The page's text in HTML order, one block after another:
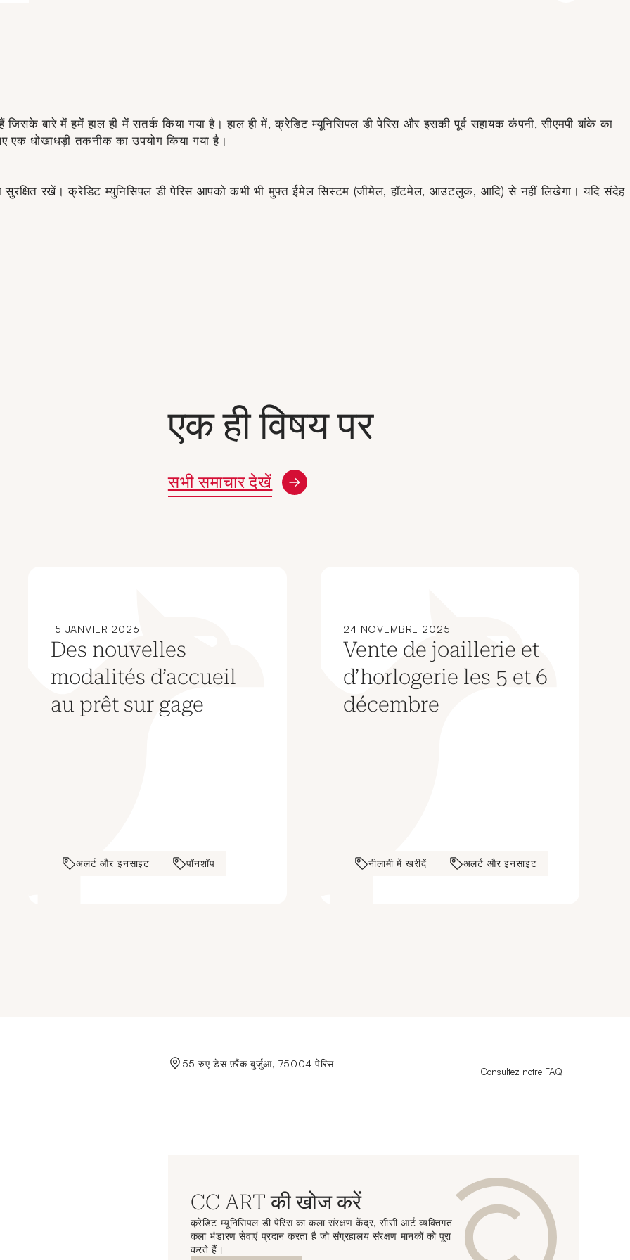
बारे में हमें हाल ही में सतर्क किया गया है। हाल ही में, क्रेडिट म्यूनिसिपल डी पेरिस और इसकी पूर्व सहायक कंपनी, सीएमपी बांके का
धोखाधड़ी तकनीक का उपयोग किया गया है।
रखें। क्रेडिट म्युनिसिपल डी पेरिस आपको कभी भी मुफ्त ईमेल सिस्टम (जीमेल, हॉटमेल, आउटलुक, आदि) से नहीं लिखेगा। यदि संदेह
एक ही विषय पर
सभी समाचार देखें
15 JANVIER 2026
Des nouvelles
modalités d’accueil
au prêt sur gage
अलर्ट और इनसाइट पॉनशॉप
24 NOVEMBRE 2025
Vente de joaillerie et
d’horlogerie les 5 et 6
décembre
नीलामी में खरीदें अलर्ट और इनसाइट
Municipal de Paris 55 रुए डेस फ़्रैंक बुर्जुआ, 75004 पेरिस
Nouvelle fenêtre
Consultez notre FAQ
CC ART की खोज करें
क्रेडिट म्यूनिसिपल डी पेरिस का कला संरक्षण केंद्र, सीसी आर्ट व्यक्तिगत
कला भंडारण सेवाएं प्रदान करता है जो संग्रहालय संरक्षण मानकों को पूरा
करते हैं।